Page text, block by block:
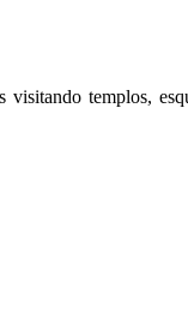
templos,